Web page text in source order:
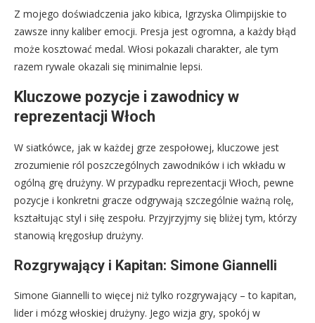
Z mojego doświadczenia jako kibica, Igrzyska Olimpijskie to
zawsze inny kaliber emocji. Presja jest ogromna, a każdy błąd
może kosztować medal. Włosi pokazali charakter, ale tym
razem rywale okazali się minimalnie lepsi.
Kluczowe pozycje i zawodnicy w
reprezentacji Włoch
W siatkówce, jak w każdej grze zespołowej, kluczowe jest
zrozumienie ról poszczególnych zawodników i ich wkładu w
ogólną grę drużyny. W przypadku reprezentacji Włoch, pewne
pozycje i konkretni gracze odgrywają szczególnie ważną rolę,
kształtując styl i siłę zespołu. Przyjrzyjmy się bliżej tym, którzy
stanowią kręgosłup drużyny.
Rozgrywający i Kapitan: Simone Giannelli
Simone Giannelli to więcej niż tylko rozgrywający – to kapitan,
lider i mózg włoskiej drużyny. Jego wizja gry, spokój w